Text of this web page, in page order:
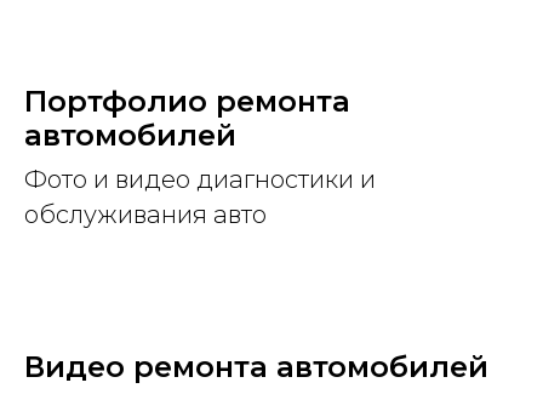
Портфолио ремонта
автомобилей
Фото и видео диагностики и
обслуживания авто
Видео ремонта автомобилей